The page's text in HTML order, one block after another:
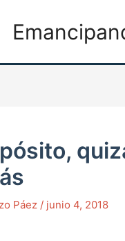
Páez / junio 4, 2018